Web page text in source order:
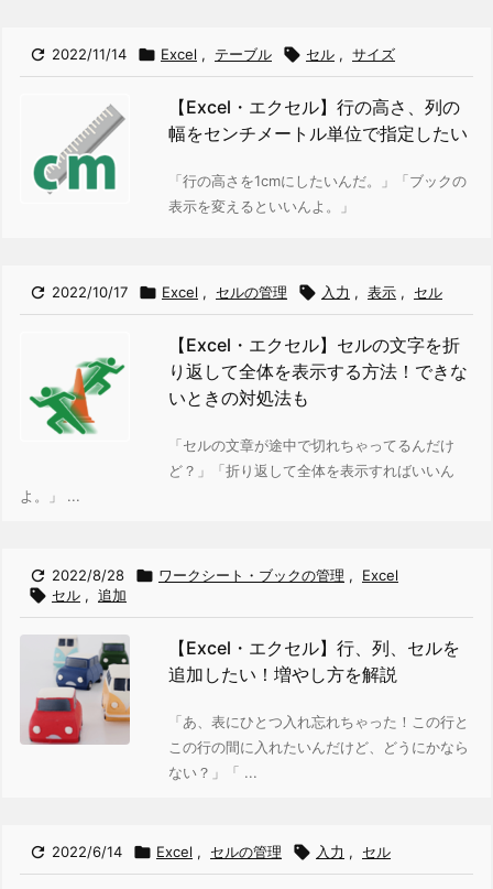
 2022/11/14  Excel , テーブル  セル , サイズ
【Excel・エクセル】行の高さ、列の
幅をセンチメートル単位で指定したい
「行の高さを1cmにしたいんだ。」
「ブックの
表示を変えるといいんよ。」
 2022/10/17  Excel , セルの管理  入力 , 表示 , セル
【Excel・エクセル】セルの文字を折
り返して全体を表示する方法！できな
いときの対処法も
「セルの文章が途中で切れちゃってるんだけ
ど？」
「折り返して全体を表示すればいいん
よ。」 ...
 2022/8/28  ワークシート・ブックの管理 , Excel
 セル , 追加
【Excel・エクセル】行、列、セルを
追加したい！増やし方を解説
「あ、表にひとつ入れ忘れちゃった！この行と
この行の間に入れたいんだけど、どうにかなら
ない？」
「 ...
 2022/6/14  Excel , セルの管理  入力 , セル